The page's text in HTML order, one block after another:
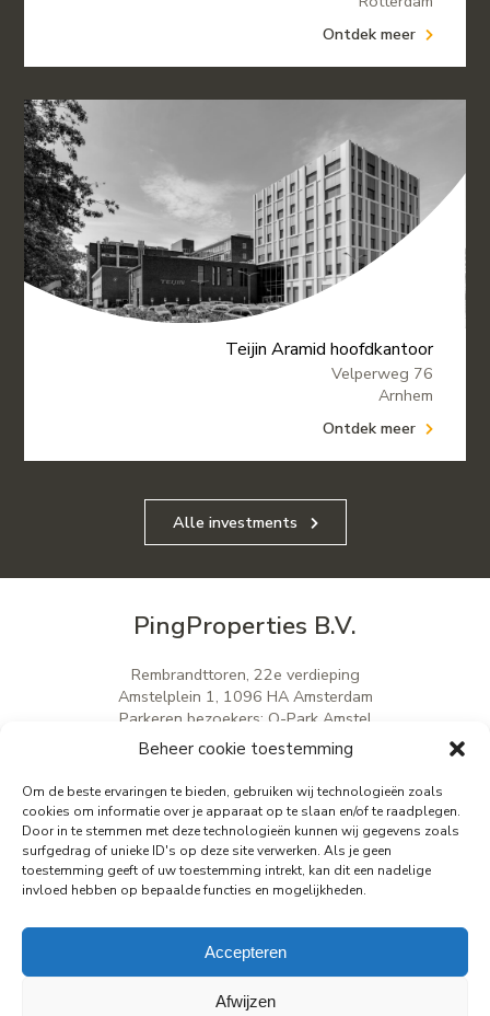
Beheer cookie toestemming
Om de beste ervaringen te bieden, gebruiken wij technologieën zoals
cookies om informatie over je apparaat op te slaan en/of te raadplegen.
Door in te stemmen met deze technologieën kunnen wij gegevens zoals
surfgedrag of unieke ID's op deze site verwerken. Als je geen
toestemming geeft of uw toestemming intrekt, kan dit een nadelige
invloed hebben op bepaalde functies en mogelijkheden.
Accepteren
Afwijzen
Ontdek meer
Teijin Aramid hoofdkantoor
Velperweg 76
Arnhem
Ontdek meer
Alle investments
PingProperties B.V.
Rembrandttoren, 22e verdieping
Amstelplein 1, 1096 HA Amsterdam
Parkeren bezoekers: Q-Park Amstel
E info@pingproperties.com
T+31 (0)20 564 04 20
creating a lasting difference